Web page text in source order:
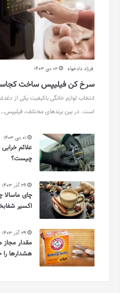
فرزاد دادخواه 02 دی 1403
سرخ کن فیلیپس ساخت
انتخاب لوازم خانگی باکیفیت یکی از
است. در بین برندهای مختلف، فیلیپس…
01 دی 1403
علائم
چیست؟
29 آذر 1403
چای
اکسیر
29 آذر 1403
مقدار
هشدارها را